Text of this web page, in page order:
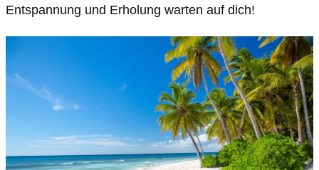
Entspannung und Erholung warten auf dich!